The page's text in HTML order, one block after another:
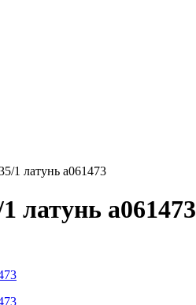
1 латунь a061473
латунь a061473